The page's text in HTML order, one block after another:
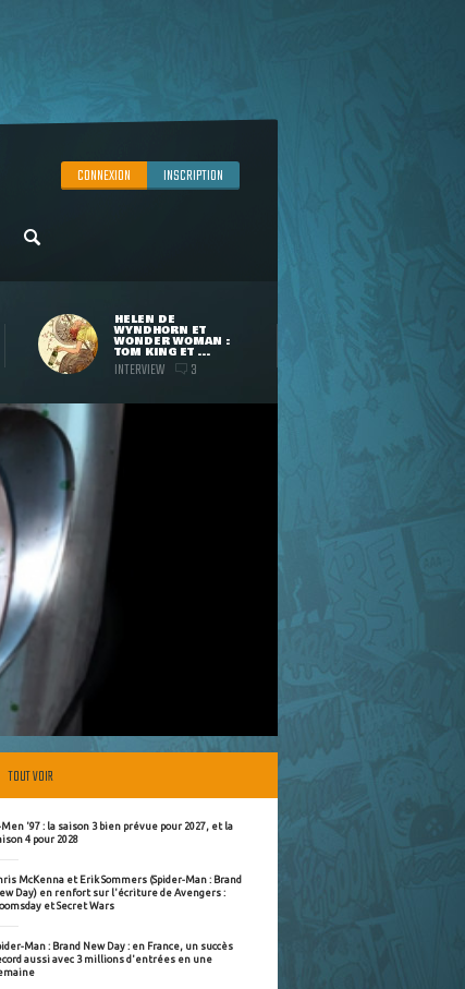
CONNEXION INSCRIPTION
HELEN DE
WYNDHORN ET
WONDER WOMAN :
TOM KING ET ...
INTERVIEW 3
TOUT VOIR
Men '97 : la saison 3 bien prévue pour 2027, et la
4 pour 2028
McKenna et Erik Sommers (Spider-Man : Brand
Day) en renfort sur l'écriture de Avengers :
et Secret Wars
Man : Brand New Day : en France, un succès
aussi avec 3 millions d'entrées en une